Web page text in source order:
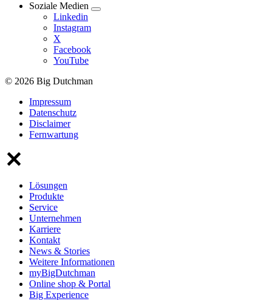
Soziale Medien
Linkedin
Instagram
X
Facebook
YouTube
© 2026 Big Dutchman
Impressum
Datenschutz
Disclaimer
Fernwartung
Lösungen
Produkte
Service
Unternehmen
Karriere
Kontakt
News & Stories
Weitere Informationen
myBigDutchman
Online shop & Portal
Big Experience